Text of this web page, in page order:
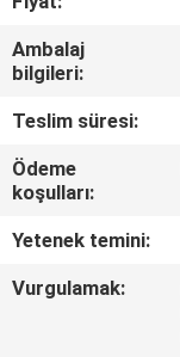
BIZIMLE
ILETIŞIME
ISTEĞI
Ambalaj
bilgileri:
Teslim süresi:
Ödeme
koşulları:
Yetenek temini:
Vurgulamak: